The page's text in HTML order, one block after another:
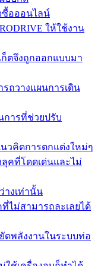
ซื้อออนไลน์
ให้ใช้งาน
ตจึงถูกออกแบบมา
ถวางแผนการเดิน
การที่ช่วยปรับ
วคิดการตกแต่งใหม่ๆ
คที่โดดเด่นและไม่
างเท่านั้น
ไม่สามารถละเลยได้
ยัดพลังงานในระบบท่อ